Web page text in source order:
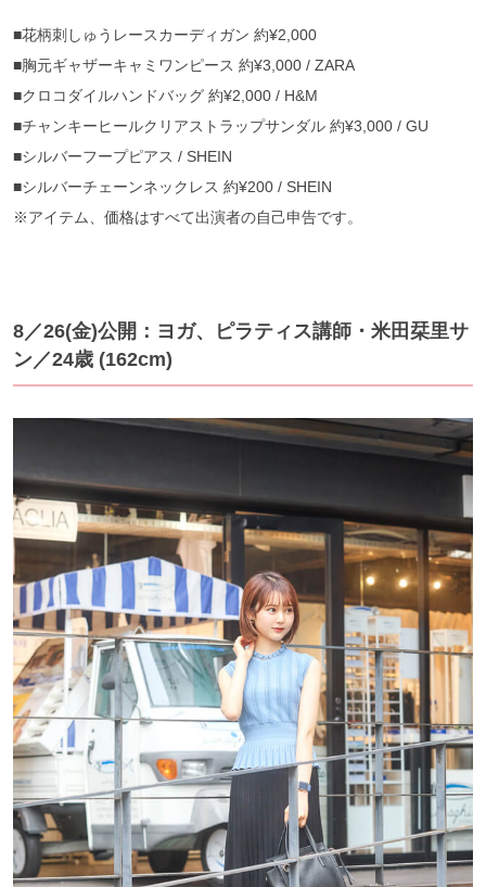
■花柄刺しゅうレースカーディガン 約¥2,000
■胸元ギャザーキャミワンピース 約¥3,000 / ZARA
■クロコダイルハンドバッグ 約¥2,000 / H&M
■チャンキーヒールクリアストラップサンダル 約¥3,000 / GU
■シルバーフープピアス / SHEIN
■シルバーチェーンネックレス 約¥200 / SHEIN
※アイテム、価格はすべて出演者の自己申告です。
8／26(金)公開：ヨガ、ピラティス講師・米田栞里サ
ン／24歳 (162cm)